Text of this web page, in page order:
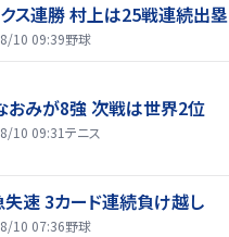
クス連勝 村上は25戦連続出塁
10 09:39野球
おみが8強 次戦は世界2位
10 09:31テニス
失速 3カード連続負け越し
10 07:36野球